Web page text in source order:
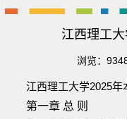
江西理工
浏览：
江西理工大学2025年
第一章 总 则